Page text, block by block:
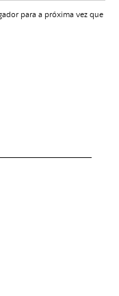
para a próxima vez que